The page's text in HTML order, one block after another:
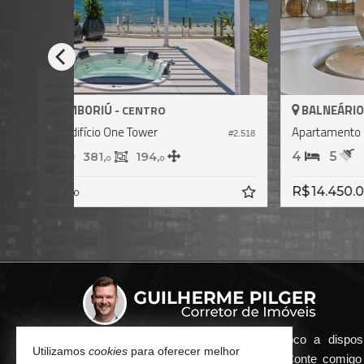
BALNEÁRIO CAMBORIÚ -
Apartamento no Edifício One Tower
4 5 3
Qualquer dúvida que surgir me coloco a
atender de maneira ágil e eficiente. Conte
Utilizamos cookies para oferecer melhor